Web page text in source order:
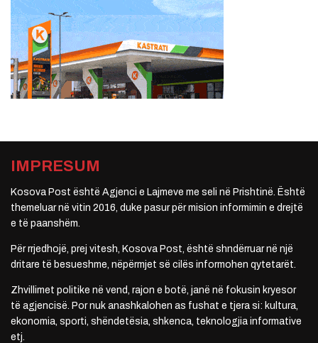
IMPRESUM
Kosova Post është Agjenci e Lajmeve me seli në Prishtinë. Është
themeluar në vitin 2016, duke pasur për mision informimin e drejtë
e të paanshëm.
Për rrjedhojë, prej vitesh, Kosova Post, është shndërruar në një
dritare të besueshme, nëpërmjet së cilës informohen qytetarët.
Zhvillimet politike në vend, rajon e botë, janë në fokusin kryesor
të agjencisë. Por nuk anashkalohen as fushat e tjera si: kultura,
ekonomia, sporti, shëndetësia, shkenca, teknologjia informative
etj.